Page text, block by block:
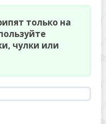
только на
чулки или